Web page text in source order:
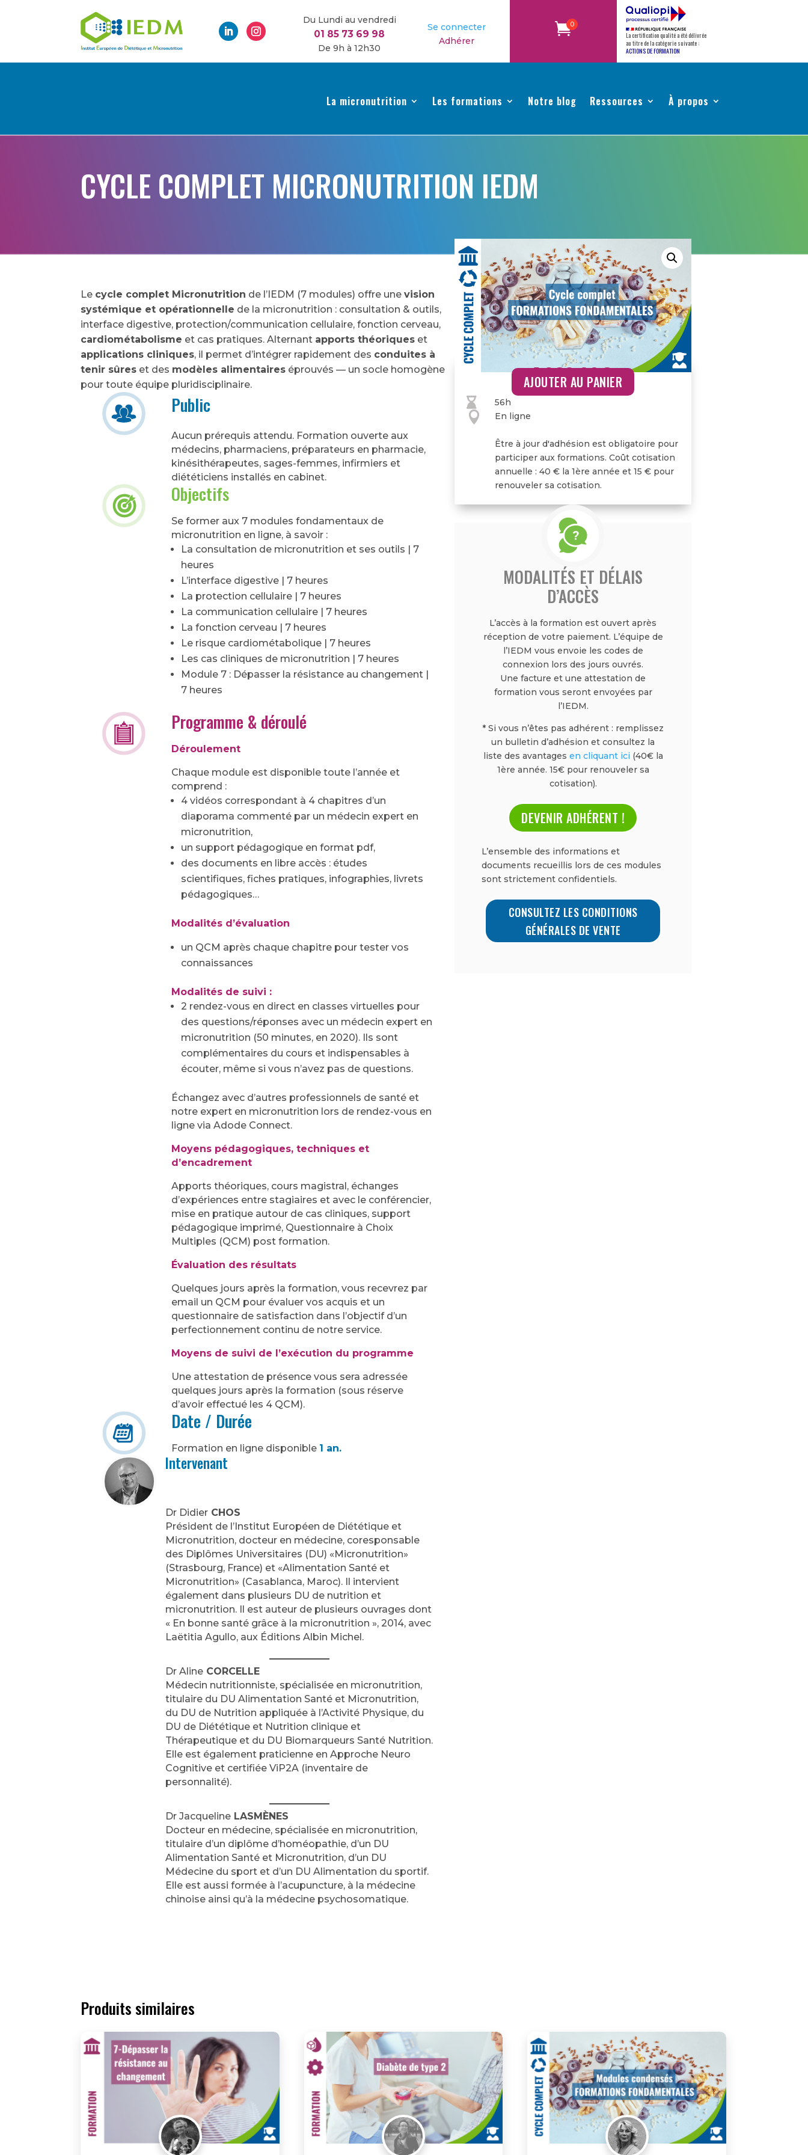
Du Lundi au vendredi
01 85 73 69 98
De 9h à 12h30
Se connecter
Adhérer
0
La certification qualité a été délivrée
au titre de la catégorie suivante :
ACTIONS DE FORMATION
La micronutrition Les formations Notre blog Ressources À propos
CYCLE COMPLET MICRONUTRITION IEDM
Le cycle complet Micronutrition de l’IEDM (7 modules) offre unevision
systémique et opérationnelle de la micronutrition : consultation & outils,
interface digestive, protection/communication cellulaire, fonction cerveau,
cardiométabolisme et cas pratiques. Alternant apports théoriques et
applications cliniques, il permet d’intégrer rapidement des conduites à
tenir sûres et des modèles alimentaires éprouvés — un socle homogène
pour toute équipe pluridisciplinaire.
Public
Aucun prérequis attendu. Formation ouverte aux
médecins, pharmaciens, préparateurs en pharmacie,
kinésithérapeutes, sages-femmes, infirmiers et
diététiciens installés en cabinet.
Objectifs
Se former aux 7 modules fondamentaux de
micronutrition en ligne, à savoir :
La consultation de micronutrition et ses outils | 7
heures
L’interface digestive | 7 heures
La protection cellulaire | 7 heures
La communication cellulaire | 7 heures
La fonction cerveau | 7 heures
Le risque cardiométabolique | 7 heures
Les cas cliniques de micronutrition | 7 heures
Module 7 : Dépasser la résistance au changement |
7 heures
Programme & déroulé
Déroulement
Chaque module est disponible toute l’année et
comprend :
4 vidéos correspondant à 4 chapitres d’un
diaporama commenté par un médecin expert en
micronutrition,
un support pédagogique en format pdf,
des documents en libre accès : études
scientifiques, fiches pratiques, infographies, livrets
pédagogiques…
Modalités d’évaluation
un QCM après chaque chapitre pour tester vos
connaissances
Modalités de suivi :
2 rendez-vous en direct en classes virtuelles pour
des questions/réponses avec un médecin expert en
micronutrition (50 minutes, en 2020). Ils sont
complémentaires du cours et indispensables à
écouter, même si vous n’avez pas de questions.
Échangez avec d’autres professionnels de santé et
notre expert en micronutrition lors de rendez-vous en
ligne via Adode Connect.
Moyens pédagogiques, techniques et
d’encadrement
Apports théoriques, cours magistral, échanges
d’expériences entre stagiaires et avec le conférencier,
mise en pratique autour de cas cliniques, support
pédagogique imprimé, Questionnaire à Choix
Multiples (QCM) post formation.
Évaluation des résultats
Quelques jours après la formation, vous recevrez par
email un QCM pour évaluer vos acquis et un
questionnaire de satisfaction dans l’objectif d’un
perfectionnement continu de notre service.
Moyens de suivi de l’exécution du programme
Une attestation de présence vous sera adressée
quelques jours après la formation (sous réserve
d’avoir effectué les 4 QCM).
Date / Durée
Formation en ligne disponible 1 an.
Intervenant
Dr Didier CHOS
Président de l’Institut Européen de Diététique et
Micronutrition, docteur en médecine, coresponsable
des Diplômes Universitaires (DU) «Micronutrition»
(Strasbourg, France) et «Alimentation Santé et
Micronutrition» (Casablanca, Maroc). Il intervient
également dans plusieurs DU de nutrition et
micronutrition. Il est auteur de plusieurs ouvrages dont
« En bonne santé grâce à la micronutrition », 2014, avec
Laëtitia Agullo, aux Éditions Albin Michel.
Dr Aline CORCELLE
Médecin nutritionniste, spécialisée en micronutrition,
titulaire du DU Alimentation Santé et Micronutrition,
du DU de Nutrition appliquée à l’Activité Physique, du
DU de Diététique et Nutrition clinique et
Thérapeutique et du DU Biomarqueurs Santé Nutrition.
Elle est également praticienne en Approche Neuro
Cognitive et certifiée ViP2A (inventaire de
personnalité).
Dr Jacqueline LASMÈNES
Docteur en médecine, spécialisée en micronutrition,
titulaire d’un diplôme d’homéopathie, d’un DU
Alimentation Santé et Micronutrition, d’un DU
Médecine du sport et d’un DU Alimentation du sportif.
Elle est aussi formée à l’acupuncture, à la médecine
chinoise ainsi qu’à la médecine psychosomatique.
1 989,00€
AJOUTER AU PANIER
 56h
 En ligne
Être à jour d'adhésion est obligatoire pour
participer aux formations. Coût cotisation
annuelle : 40 € la 1ère année et 15 € pour
renouveler sa cotisation.
MODALITÉS ET DÉLAIS
D’ACCÈS
L’accès à la formation est ouvert après
réception de votre paiement. L’équipe de
l’IEDM vous envoie les codes de
connexion lors des jours ouvrés.
Une facture et une attestation de
formation vous seront envoyées par
l’IEDM.
* Si vous n’êtes pas adhérent : remplissez
un bulletin d’adhésion et consultez la
liste des avantages en cliquant ici (40€ la
1ère année. 15€ pour renouveler sa
cotisation).
DEVENIR ADHÉRENT !
L’ensemble des informations et
documents recueillis lors de ces modules
sont strictement confidentiels.
CONSULTEZ LES CONDITIONS
GÉNÉRALES DE VENTE
Produits similaires